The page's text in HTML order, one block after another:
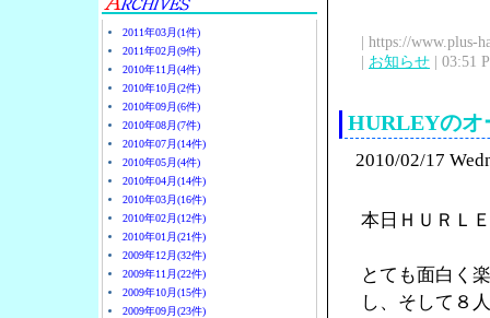
2011年03月(1件)
2011年02月(9件)
2010年11月(4件)
2010年10月(2件)
2010年09月(6件)
2010年08月(7件)
2010年07月(14件)
2010年05月(4件)
2010年04月(14件)
2010年03月(16件)
2010年02月(12件)
2010年01月(21件)
2009年12月(32件)
2009年11月(22件)
2009年10月(15件)
2009年09月(23件)
| https://www.plus-
| お知らせ | 03:51
HURLEYの
2010/02/17
本日ＨＵＲＬ
とても面白く
し、そして８